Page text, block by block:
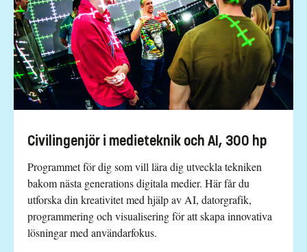
Civilingenjör i medieteknik och AI, 300 hp
Programmet för dig som vill lära dig utveckla tekniken
bakom nästa generations digitala medier. Här får du
utforska din kreativitet med hjälp av AI, datorgrafik,
programmering och visualisering för att skapa innovativa
lösningar med användarfokus.